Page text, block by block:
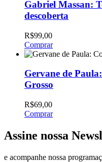
Gabriel Massan:
descoberta
R$99,00
Comprar
Gervane de
Grosso
R$69,00
Comprar
Assine nossa
e acompanhe nossa